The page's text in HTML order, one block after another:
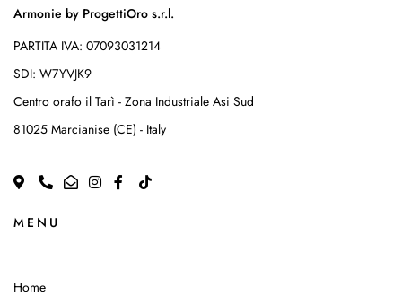
Armonie by ProgettiOro s.r.l.
PARTITA IVA: 07093031214
SDI: W7YVJK9
Centro orafo il Tarì - Zona Industriale Asi Sud
81025 Marcianise (CE) - Italy
MENU
Home